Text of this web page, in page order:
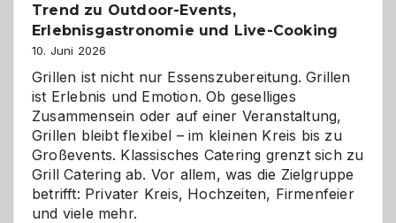
zu
Trend zu Outdoor-Events,
Erlebnisgastronomie und Live-Cooking
10. Juni 2026
Grillen ist nicht nur Essenszubereitung. Grillen
ist Erlebnis und Emotion. Ob geselliges
Zusammensein oder auf einer Veranstaltung,
Grillen bleibt flexibel – im kleinen Kreis bis zu
Großevents. Klassisches Catering grenzt sich zu
Grill Catering ab. Vor allem, was die Zielgruppe
betrifft: Privater Kreis, Hochzeiten, Firmenfeier
und viele mehr.